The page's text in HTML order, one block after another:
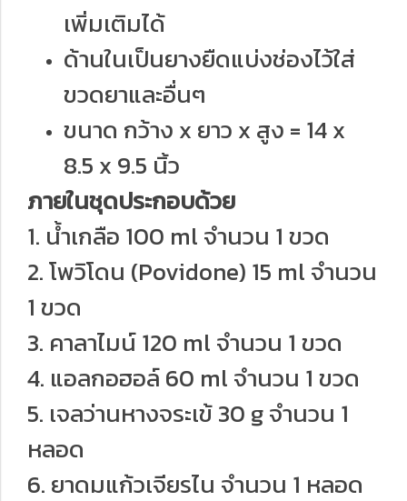
เพิ่มเติมได้
ด้านในเป็นยางยืดแบ่งช่องไว้ใส่
ขวดยาและอื่นๆ
ขนาด กว้าง x ยาว x สูง = 14 x
8.5 x 9.5 นิ้ว
ภายในชุดประกอบด้วย
1. น้ำเกลือ 100 ml จำนวน 1 ขวด
2. โพวิโดน (Povidone) 15 ml จำนวน
1 ขวด
3. คาลาไมน์ 120 ml จำนวน 1 ขวด
4. แอลกอฮอล์ 60 ml จำนวน 1 ขวด
5. เจลว่านหางจระเข้ 30 g จำนวน 1
หลอด
6. ยาดมแก้วเจียรไน จำนวน 1 หลอด